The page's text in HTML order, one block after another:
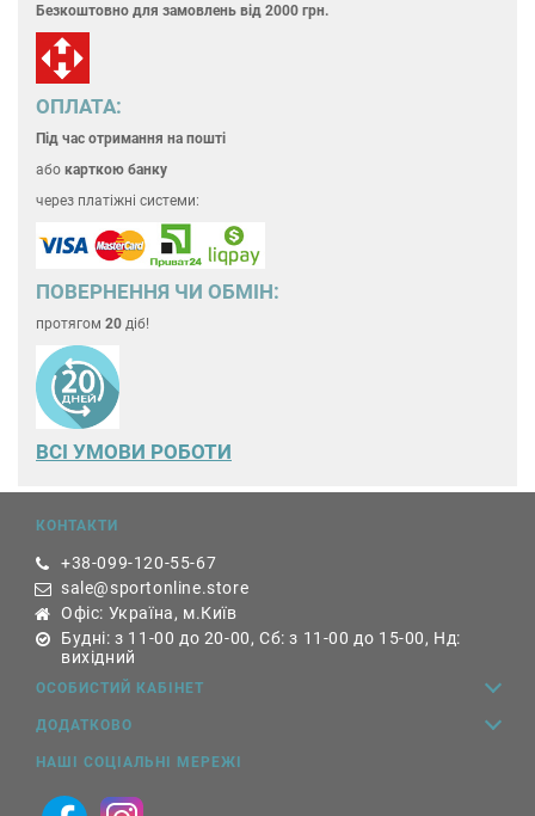
Безкоштовно для замовлень від 2000 грн.
ОПЛАТА:
Під час отримання на пошті
або карткою банку
через платіжні системи:
ПОВЕРНЕННЯ ЧИ ОБМІН:
протягом 20 діб!
ВСІ УМОВИ РОБОТИ
КОНТАКТИ
+38-099-120-55-67
sale@sportonline.store
Офіс: Україна, м.Київ
Будні: з 11-00 до 20-00, Сб: з 11-00 до 15-00, Нд:
вихідний
ОСОБИСТИЙ КАБІНЕТ
ДОДАТКОВО
НАШІ СОЦІАЛЬНІ МЕРЕЖІ